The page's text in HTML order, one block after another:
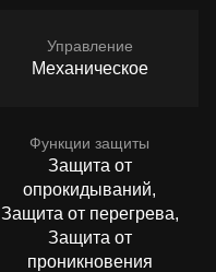
Управление
Механическое
Функции защиты
Защита от
опрокидываний,
Защита от перегрева,
Защита от
проникновения